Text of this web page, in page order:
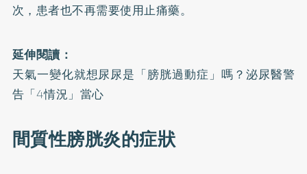
次，患者也不再需要使用止痛藥。
延伸閱讀：
天氣一變化就想尿尿是「膀胱過動症」嗎？泌尿醫警
告「4情況」當心
間質性膀胱炎的症狀